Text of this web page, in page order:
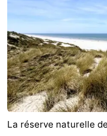
La réserve naturelle